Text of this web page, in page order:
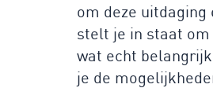
om deze
stelt je in staat
wat echt
je de